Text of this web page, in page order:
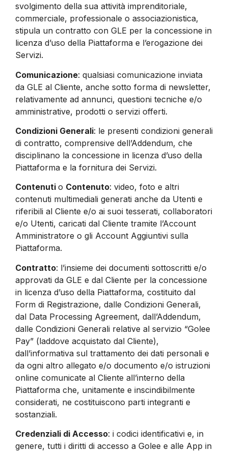
svolgimento della sua attività imprenditoriale,
commerciale, professionale o associazionistica,
stipula un contratto con GLE per la concessione in
licenza d’uso della Piattaforma e l’erogazione dei
Servizi.
Comunicazione: qualsiasi comunicazione inviata
da GLE al Cliente, anche sotto forma di newsletter,
relativamente ad annunci, questioni tecniche e/o
amministrative, prodotti o servizi offerti.
Condizioni Generali: le presenti condizioni generali
di contratto, comprensive dell’Addendum, che
disciplinano la concessione in licenza d’uso della
Piattaforma e la fornitura dei Servizi.
Contenuti o Contenuto: video, foto e altri
contenuti multimediali generati anche da Utenti e
riferibili al Cliente e/o ai suoi tesserati, collaboratori
e/o Utenti, caricati dal Cliente tramite l’Account
Amministratore o gli Account Aggiuntivi sulla
Piattaforma.
Contratto: l’insieme dei documenti sottoscritti e/o
approvati da GLE e dal Cliente per la concessione
in licenza d’uso della Piattaforma, costituito dal
Form di Registrazione, dalle Condizioni Generali,
dal Data Processing Agreement, dall’Addendum,
dalle Condizioni Generali relative al servizio “Golee
Pay” (laddove acquistato dal Cliente),
dall’informativa sul trattamento dei dati personali e
da ogni altro allegato e/o documento e/o istruzioni
online comunicate al Cliente all’interno della
Piattaforma che, unitamente e inscindibilmente
considerati, ne costituiscono parti integranti e
sostanziali.
Credenziali di Accesso: i codici identificativi e, in
genere, tutti i diritti di accesso a Golee e alle App in